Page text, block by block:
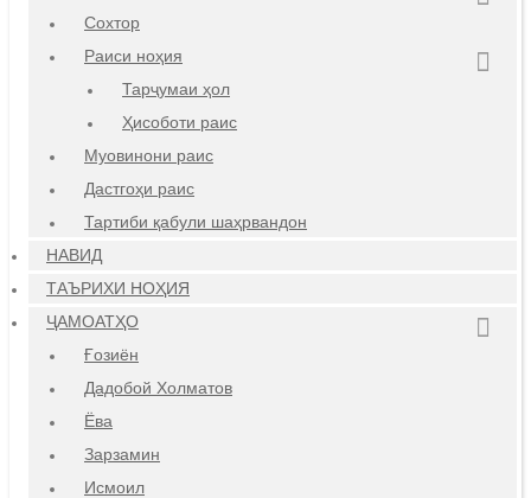
Сохтор
Раиси ноҳия
Тарҷумаи ҳол
Ҳисоботи раис
Муовинони раис
Дастгоҳи раис
Тартиби қабули шаҳрвандон
НАВИД
ТАЪРИХИ НОҲИЯ
ҶАМОАТҲО
Ғозиён
Дадобой Холматов
Ёва
Зарзамин
Исмоил